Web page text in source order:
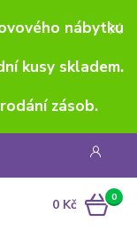
nábytku
kusy skladem.
zásob.
0
0 Kč